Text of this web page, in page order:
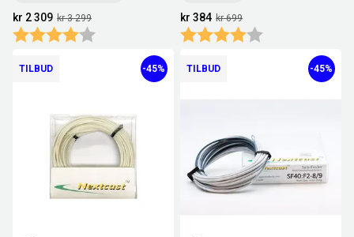
kr 3 299
kr 2 309
Karakter:
kr 699
kr 384
Karakter:
TILBUD -45% TILBUD -45%